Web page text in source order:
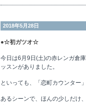
2018年5月28日
●☆初ガツオ☆
今日は6月9日(土)の赤レンガ倉
ッスンがありました。
といっても、「恋町カウンター
あるシーンで、ほんの少しだけ